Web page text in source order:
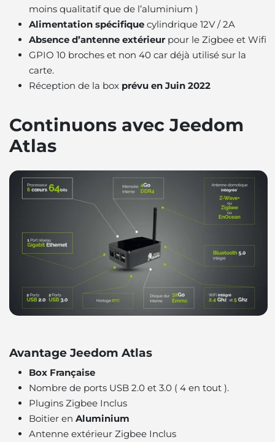
moins qualitatif que de l’aluminium )
Alimentation spécifique cylindrique 12V / 2A
Absence d’antenne extérieur pour le Zigbee et Wifi
GPIO 10 broches et non 40 car déjà utilisé sur la
carte.
Réception de la box prévu en Juin 2022
Continuons avec Jeedom
Atlas
Avantage Jeedom Atlas
Box Française
Nombre de ports USB 2.0 et 3.0 ( 4 en tout ).
Plugins Zigbee Inclus
Boitier en Aluminium
Antenne extérieur Zigbee Inclus